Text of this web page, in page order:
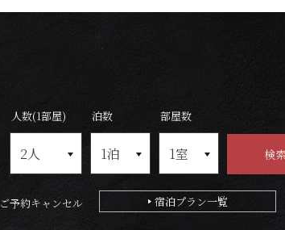
人数(1部屋) 泊数 部屋数
ご予約キャンセル 宿泊プラン一覧